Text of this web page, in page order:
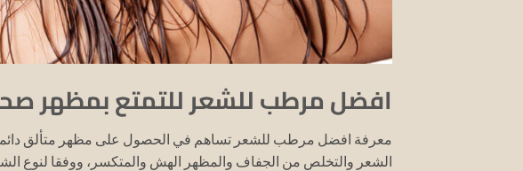
افضل مرطب للشعر للتمتع بمظهر
معرفة افضل مرطب للشعر تساهم في الحصول على مظهر متألق
الشعر والتخلص من الجفاف والمظهر الهش والمتكسر، ووفقا لنوع